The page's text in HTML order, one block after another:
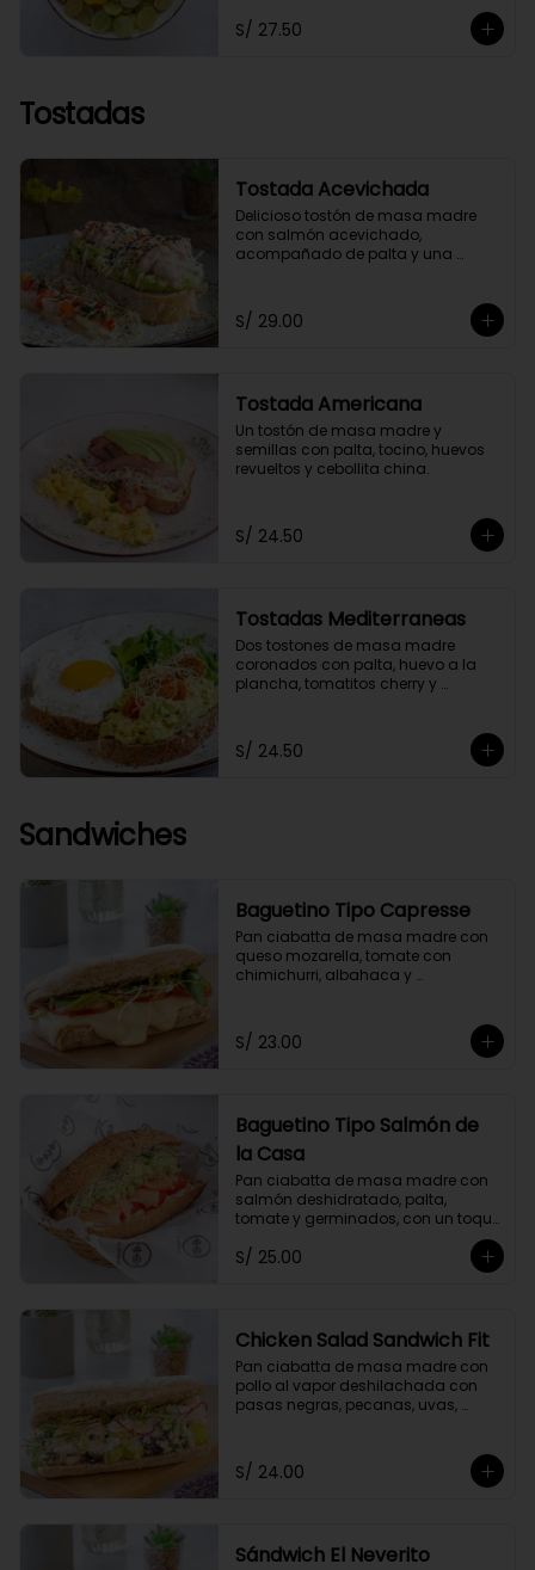
S/ 27.50
Tostadas
Tostada Acevichada
Delicioso tostón de masa madre
con salmón acevichado,
acompañado de palta y una
salsa acevichada a nuestro estilo
saludable.
S/ 29.00
Tostada Americana
Un tostón de masa madre y
semillas con palta, tocino, huevos
revueltos y cebollita china.
S/ 24.50
Tostadas Mediterraneas
Dos tostones de masa madre
coronados con palta, huevo a la
plancha, tomatitos cherry y
S/ 24.50
Sandwiches
Baguetino Tipo Capresse
Pan ciabatta de masa madre con
queso mozarella, tomate con
chimichurri, albahaca y
S/ 23.00
Baguetino Tipo Salmón de
la Casa
Pan ciabatta de masa madre con
salmón deshidratado, palta,
tomate y germinados, con un toque
cebolla china.
S/ 25.00
Chicken Salad Sandwich Fit
Pan ciabatta de masa madre con
pollo al vapor deshilachada con
pasas negras, pecanas, uvas,
germinados.
S/ 24.00
Sándwich El Neverito